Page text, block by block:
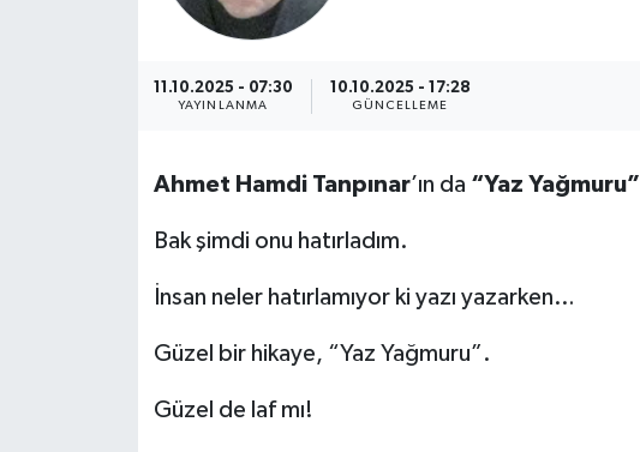
11.10.2025 - 07:30
YAYINLANMA
10.10.2025 - 17:28
GÜNCELLEME
Ahmet Hamdi Tanpınar’ın da “Yaz Yağmuru”
Bak şimdi onu hatırladım.
İnsan neler hatırlamıyor ki yazı yazarken…
Güzel bir hikaye, “Yaz Yağmuru”.
Güzel de laf mı!
Resmi İlanlar
Son Dakika Haberleri